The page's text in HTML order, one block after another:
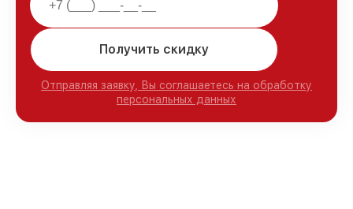
Получить скидку
Отправляя заявку, Вы соглашаетесь на обработку
персональных данных